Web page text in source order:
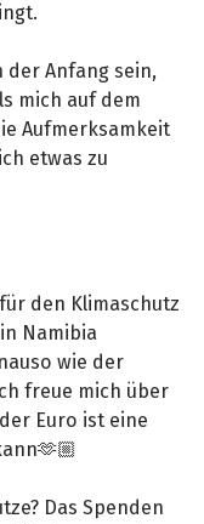
der Anfang sein,
mich auf dem
Aufmerksamkeit
etwas zu
den Klimaschutz
Namibia
wie der
freue mich über
Euro ist eine
Das Spenden